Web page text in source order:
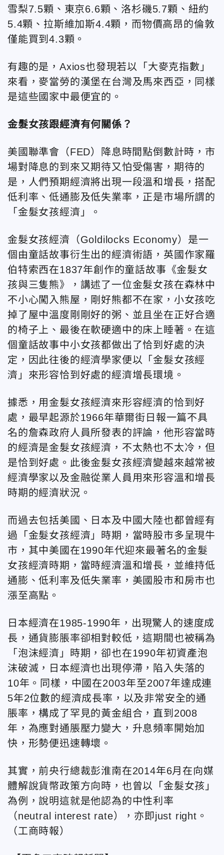
雪梨7.5顆、東京6.6顆、洛杉磯5.7顆、紐約
5.4顆、拉斯維加斯4.4顆，而物價高昂的倫敦
僅能買到4.3顆。
有趣的是，Axios也發現若以「大麥克指數」
來看，麥當勞的漢堡在台灣及馬來西亞，同樣
是這些國家中最便宜的。
金髮女孩跟經濟有何關係？
美國聯準會（FED）降息時間點倒數計時，市
場對降息的到來又期待又怕受傷害，期待的
是，人們預期經濟將出現一段溫和增長，搭配
低利率、低通膨及低失業率，正是市場所謂的
「金髮女孩經濟」。
金髮女孩經濟（Goldilocks Economy）是一
個由童話故事衍生出的經濟術語，英國作家羅
伯特索西在1837年創作的童話故事《金髮女
孩與三隻熊》，講述了一位金髮女孩在森林中
不小心闖入熊屋，剛好熊都不在家，小女孩吃
掉了屋中溫度剛剛好的粥、並且坐在正好合適
的椅子上、最後在軟硬適中的床上睡著。在這
個童話故事中小女孩都做出了恰到好處的決
定，因此往後的經濟學家便以「金髮女孩經
濟」來形容恰到好處的經濟增長環境。
據悉，用金髮女孩經濟來形容經濟的恰到好
處，最早起源於1966年華爾街日報一篇不具
名的詹森政府人員所發表的評論，他形容當時
的經濟是金髮女孩經濟，不太熱也不太冷，但
是恰到好處。此後金髮女孩經濟變越來越常被
經濟學家以及金融從業人員用來形容溫和增長
時期的經濟狀況。
而過去包括美國、日本及中國大陸也都曾經有
過「金髮女孩經濟」時期，當時股市多呈現牛
市，其中美國在1990年代迎來最著名的金髮
女孩經濟時期，當時經濟溫和增長，並維持低
通膨、低利率及低失業率，美國股市和房市也
漲至高點。
日本經濟在1985-1990年，出現驚人的速度成
長，通貨膨脹率卻相對較低，這期間也被稱為
「泡沫經濟」時期，卻也在1990年初資產泡
沫破滅，日本經濟也出現停滯，陷入失落的
10年。同樣，中國在2003年至2007年達成連
5年2位數的經濟成長率，以及非常安全的通
脹率，構成了罕見的黃金組合，直到2008
年，為應對通脹壓力變大，升息頻率開始加
快，形勢便迅速轉壞。
其實，前央行總裁彭淮南在2014年6月在向媒
體解說貨幣政策方向時，也曾以「金髮女孩」
為例，說明這就是他認為的中性利率
（neutral interest rate），亦即just right。
（工商時報）